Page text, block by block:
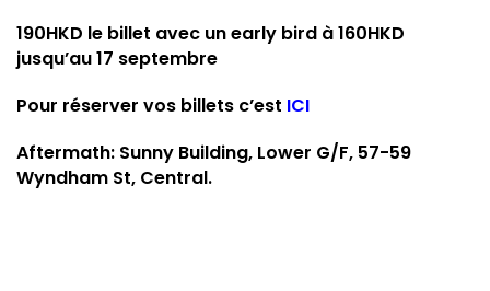
190HKD le billet avec un early bird à 160HKD
jusqu’au 17 septembre
Pour réserver vos billets c’est ICI
Aftermath: Sunny Building, Lower G/F, 57-59
Wyndham St, Central.